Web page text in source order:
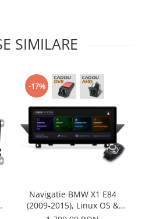
SIMILARE
-17%
Navigatie BMW X1 E84
(2009-2015), Linux OS &
OEM, Varianta iDrive,